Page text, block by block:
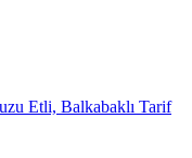
Etli, Balkabaklı Tarif